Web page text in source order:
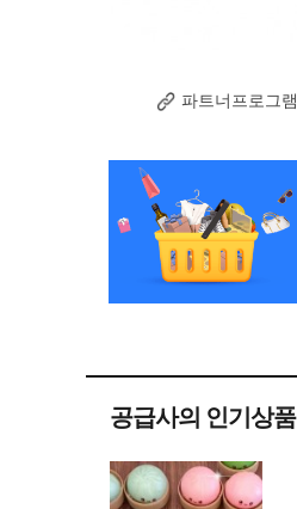
파트너프로그램
공급사의 인기상품